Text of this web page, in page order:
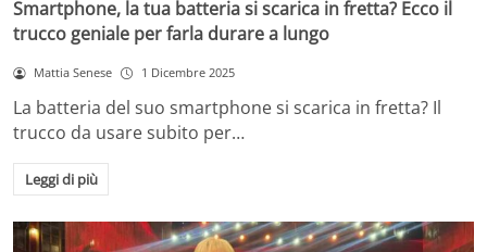
Smartphone, la tua batteria si scarica in fretta? Ecco il
trucco geniale per farla durare a lungo
Mattia Senese 1 Dicembre 2025
La batteria del suo smartphone si scarica in fretta? Il
trucco da usare subito per…
Leggi di più